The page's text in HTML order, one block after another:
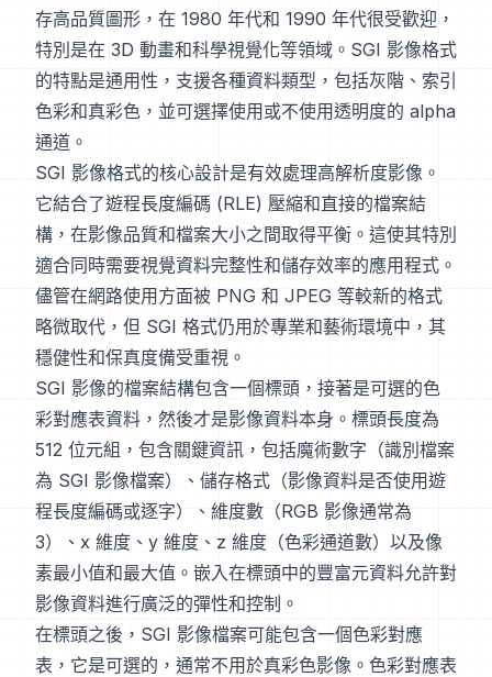
存高品質圖形，在 1980 年代和 1990 年代很受歡迎，
特別是在 3D 動畫和科學視覺化等領域。SGI 影像格式
的特點是通用性，支援各種資料類型，包括灰階、索引
色彩和真彩色，並可選擇使用或不使用透明度的 alpha
通道。
SGI 影像格式的核心設計是有效處理高解析度影像。
它結合了遊程長度編碼 (RLE) 壓縮和直接的檔案結
構，在影像品質和檔案大小之間取得平衡。這使其特別
適合同時需要視覺資料完整性和儲存效率的應用程式。
儘管在網路使用方面被 PNG 和 JPEG 等較新的格式
略微取代，但 SGI 格式仍用於專業和藝術環境中，其
穩健性和保真度備受重視。
SGI 影像的檔案結構包含一個標頭，接著是可選的色
彩對應表資料，然後才是影像資料本身。標頭長度為
512 位元組，包含關鍵資訊，包括魔術數字（識別檔案
為 SGI 影像檔案）、儲存格式（影像資料是否使用遊
程長度編碼或逐字）、維度數（RGB 影像通常為
3）、x 維度、y 維度、z 維度（色彩通道數）以及像
素最小值和最大值。嵌入在標頭中的豐富元資料允許對
影像資料進行廣泛的彈性和控制。
在標頭之後，SGI 影像檔案可能包含一個色彩對應
表，它是可選的，通常不用於真彩色影像。色彩對應表